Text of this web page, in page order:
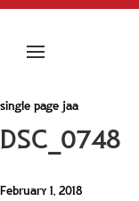
single page jaa
DSC_0748
February 1, 2018